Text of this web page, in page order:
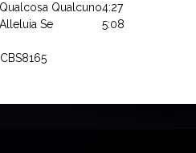
Qualcosa Qualcuno4:27
Alleluia Se 5:08